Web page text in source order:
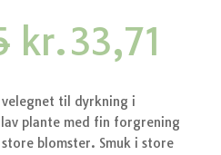
Den
oprindelige
pris
var:
kr.44,95.
kr.33,71
er:
velegnet til dyrkning i
plante med fin forgrening
blomster. Smuk i store